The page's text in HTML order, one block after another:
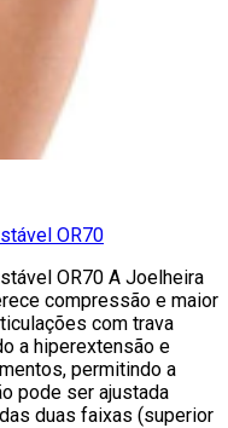
OR70
OR70 A Joelheira
compressão e maior
com trava
a hiperextensão e
permitindo a
pode ser ajustada
duas faixas (superior